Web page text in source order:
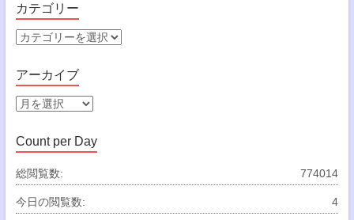
カテゴリー
カ
ゴ
リ
ー
アーカイブ
ア
カ
イ
ブ
Count per Day
774014
総閲覧数:
4
今日の閲覧数: